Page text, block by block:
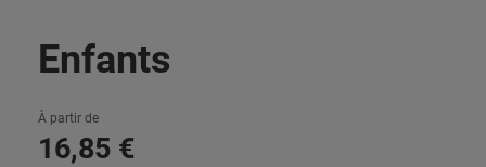
Enfants
À partir de
16,85 €